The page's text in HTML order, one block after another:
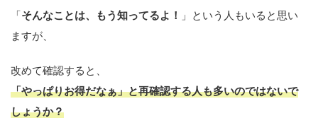
「そんなことは、もう知ってるよ！ 」という人もいると思い
ますが、
改めて確認すると、
「やっぱりお得だなぁ」と再確認する人も多いのではないで
しょうか？